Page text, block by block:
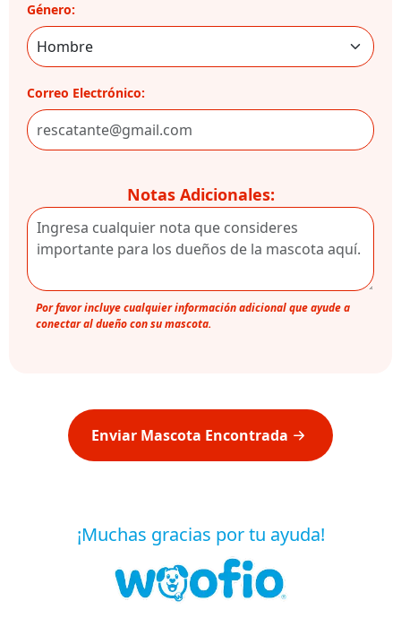
Género:
Correo Electrónico:
Notas Adicionales:
Por favor incluye cualquier información adicional que ayude a
conectar al dueño con su mascota.
Enviar Mascota Encontrada
¡Muchas gracias por tu ayuda!